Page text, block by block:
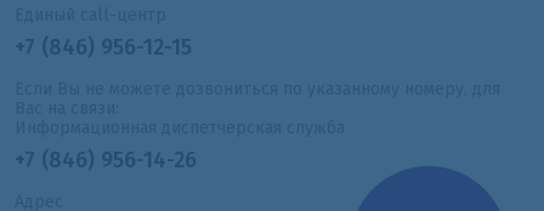
+7 (846) 956-12-15
+7 (846) 956-14-26